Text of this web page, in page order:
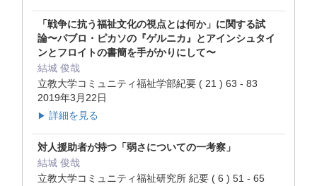
「戦争に抗う福祉文化の視点とは何か」に関する試
論〜パブロ・ピカソの『ゲルニカ』とアインシュタイ
ンとフロイトの書簡を手がかりにして〜
結城 俊哉
立教大学コミュニティ福祉学部紀要 ( 21 ) 63 - 83
2019年3月22日
▶ 詳細を見る
対人援助者が持つ「弱さについての一考察」
結城 俊哉
立教大学コミュニティ福祉研究所 紀要 ( 6 ) 51 - 65